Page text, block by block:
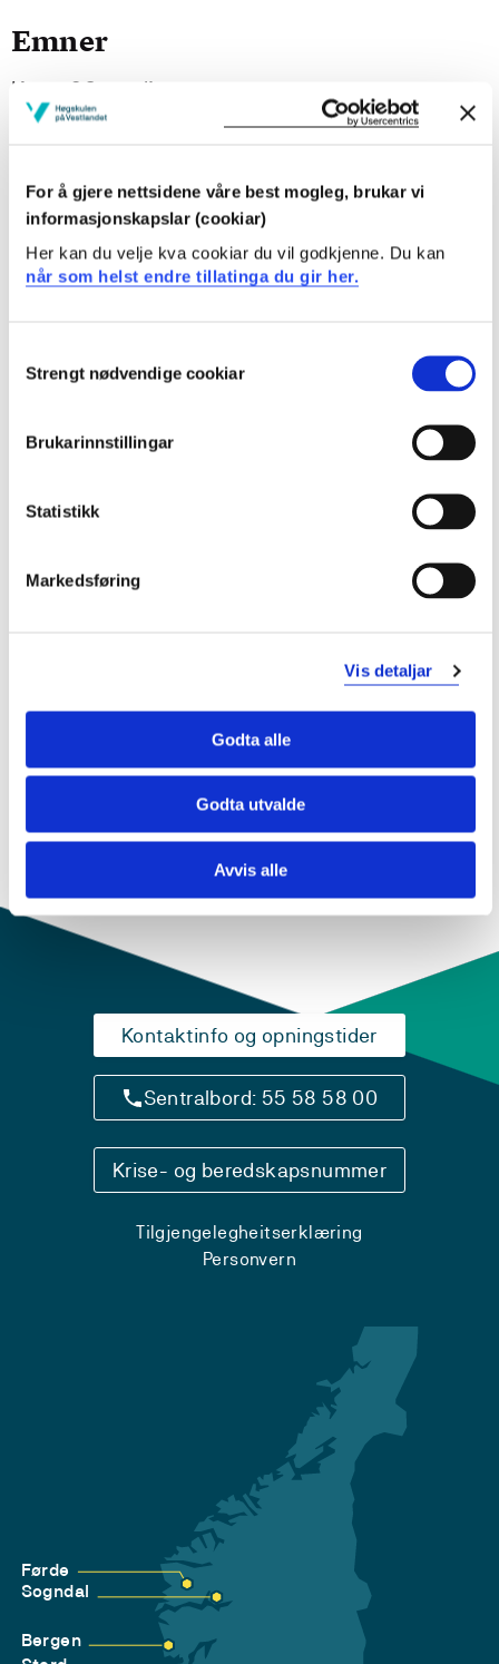
For å gjere nettsidene våre best mogleg, brukar vi
informasjonskapslar (cookiar)
Her kan du velje kva cookiar du vil godkjenne. Du kan
når som helst endre tillatinga du gir her.
Selection
Strengt nødvendige cookiar
Brukarinnstillingar
Statistikk
Markedsføring
Vis detaljar
Godta alle
Godta utvalde
Avvis alle
Emner
Krav: 60 studiepoeng
ENG501
Introduksjon til engelsk lingvistikk
ENG601
Introduksjon til engelskspråkleg litteratur,
Semester: 1 15 sp
ENG701
15 sp
Engelskspråkleg litteratur, historie og kultur
Kontaktinfo og opningstider
Sentralbord: 55 58 58 00
Krise- og beredskapsnummer
Tilgjengelegheitserklæring
Personvern
Førde
Sogndal
Bergen